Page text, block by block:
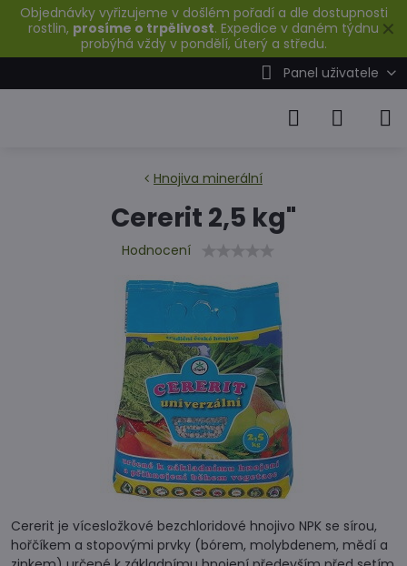
✕
Objednávky vyřizujeme v došlém pořadí a dle dostupnosti
rostlin, prosíme o trpělivost. Expedice v daném týdnu
probýhá vždy v pondělí, úterý a středu.
Panel uživatele
Hnojiva minerální
Cererit 2,5 kg"
Hodnocení
Cererit je vícesložkové bezchloridové hnojivo NPK se sírou,
hořčíkem a stopovými prvky (bórem, molybdenem, mědí a